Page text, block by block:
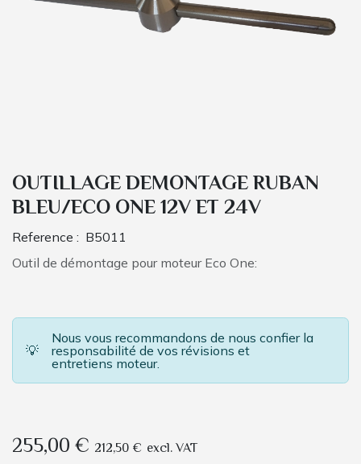
OUTILLAGE DEMONTAGE RUBAN
BLEU/ECO ONE 12V ET 24V
Reference : B5011
Outil de démontage pour moteur Eco One:
💡
Nous vous recommandons de nous confier la
responsabilité de vos révisions et
entretiens moteur.
255,00€ 212,50 € excl. VAT